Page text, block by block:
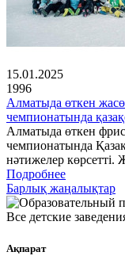
15.01.2025
1996
Алматыда өткен
чемпионатында
Алматыда өткен
чемпионатында
нәтижелер көрсетті.
Подробнее
Барлық жаңалықтар
Все детские
Ақпарат